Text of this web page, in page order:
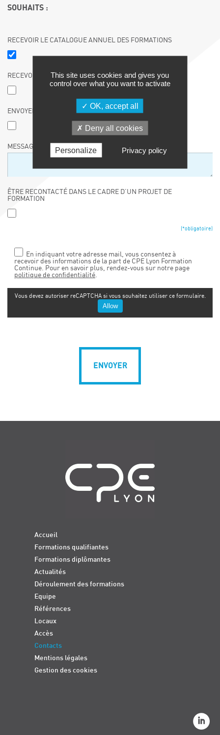
SOUHAITS :
RECEVOIR LE CATALOGUE ANNUEL DES FORMATIONS
RECEVOIR LE CALENDRIER DES FORMATIONS
ENVOYER LE CATALOGUE À UN TIERS
MESSAGE :
ÊTRE RECONTACTÉ DANS LE CADRE D’UN PROJET DE
FORMATION
(*obligatoire)
En indiquant votre adresse mail, vous consentez à
recevoir des informations de la part de CPE Lyon Formation
Continue. Pour en savoir plus, rendez-vous sur notre page
politique de confidentialité
Vous devez autoriser reCAPTCHA si vous souhaitez utiliser ce formulaire.
Allow
Accueil
Formations qualifiantes
Formations diplômantes
Actualités
Déroulement des formations
Equipe
Références
Locaux
Accès
Contacts
Mentions légales
Gestion des cookies
This site uses cookies and gives you
control over what you want to activate
OK, accept all
Deny all cookies
Personalize Privacy policy